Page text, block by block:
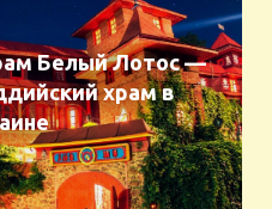
Белый Лотос —
храм в